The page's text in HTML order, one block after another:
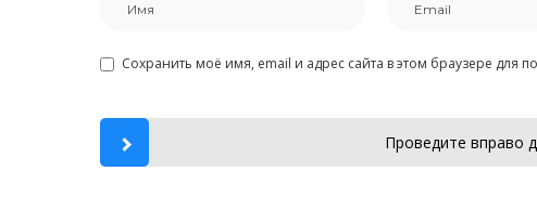
Сохранить моё имя, email и адрес сайта в этом браузере для
Проведите вправо